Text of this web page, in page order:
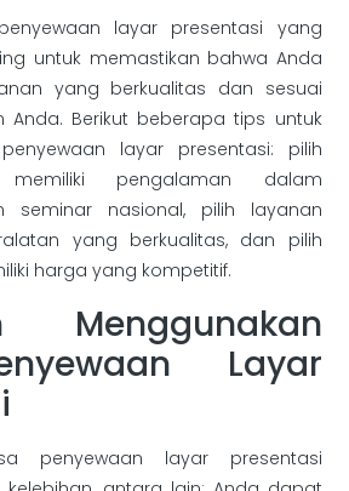
layar presentasi yang
untuk memastikan bahwa Anda
yang berkualitas dan sesuai
Anda. Berikut beberapa tips untuk
layar presentasi: pilih
pengalaman dalam
seminar nasional, pilih layanan
yang berkualitas, dan pilih
harga yang kompetitif.
Menggunakan
Layar
penyewaan layar presentasi